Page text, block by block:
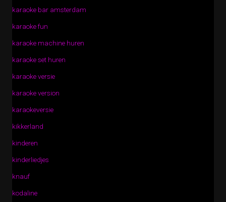
karaoke bar amsterdam
karaoke fun
karaoke machine huren
karaoke set huren
karaoke versie
karaoke version
karaokeversie
kikkerland
kinderen
kinderliedjes
knauf
kodaline